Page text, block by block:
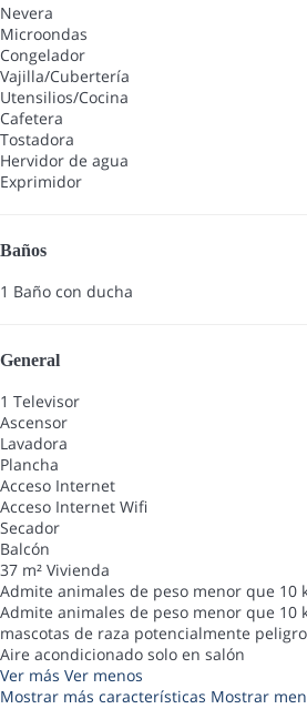
Nevera
Microondas
Congelador
Vajilla/Cubertería
Utensilios/Cocina
Cafetera
Tostadora
Hervidor de agua
Exprimidor
Baños
1 Baño con ducha
General
1 Televisor
Ascensor
Lavadora
Plancha
Acceso Internet
Acceso Internet Wifi
Secador
Balcón
37 m² Vivienda
Admite animales de peso menor que 10
Admite animales de peso menor que 10
mascotas de raza potencialmente
Aire acondicionado solo en salón
Ver más Ver menos
Mostrar más características Mostrar